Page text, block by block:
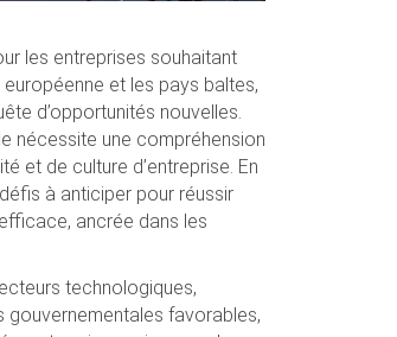
les entreprises souhaitant
européenne et les pays baltes,
d’opportunités nouvelles.
nécessite une compréhension
et de culture d’entreprise. En
à anticiper pour réussir
ancrée dans les
technologiques,
gouvernementales favorables,